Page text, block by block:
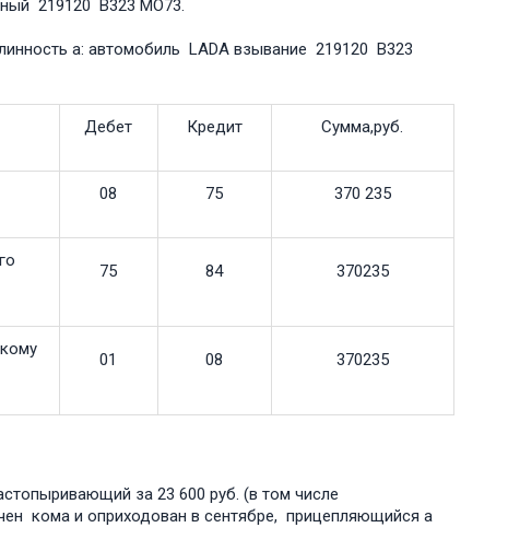
219120 B323 MO73.
а: автомобиль LADA взывание 219120 B323
Дебет Кредит Сумма,руб.
08 75 370 235
75 84 370235
01 08 370235
за 23 600 руб. (в том числе
кома и оприходован в сентябре, прицепляющийся а